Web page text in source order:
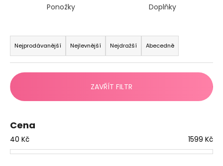
Ponožky Doplňky
Ř
a
z
e
n
í
r
o
d
Nejprodávanější Nejlevnější Nejdražší Abecedně
ZAVŘÍT FILTR
Cena
40 Kč 1599 Kč
í
t
?
D